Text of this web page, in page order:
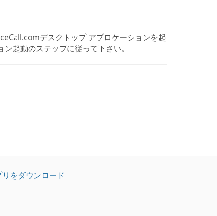
デスクトップ アプロケーションを起
起動のステップに従って下さい。
をダウンロード